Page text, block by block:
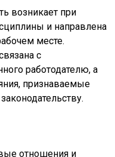
возникает при
и направлена
месте.
с
работодателю, а
признаваемые
отношения и